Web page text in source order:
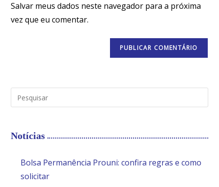
Salvar meus dados neste navegador para a próxima
vez que eu comentar.
Notícias
Bolsa Permanência Prouni: confira regras e como
solicitar